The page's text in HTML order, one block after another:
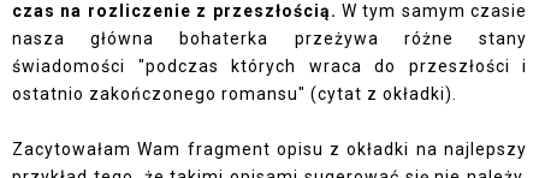
czas na rozliczenie z przeszłością. W tym samym czasie
nasza główna bohaterka przeżywa różne stany
świadomości "podczas których wraca do przeszłości i
ostatnio zakończonego romansu" (cytat z okładki).
Zacytowałam Wam fragment opisu z okładki na najlepszy